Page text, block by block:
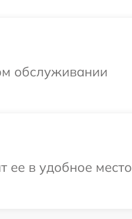
обслуживании
ее в удобное место